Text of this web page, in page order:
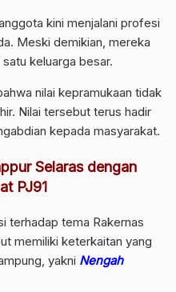
kini menjalani profesi
Meski demikian, mereka
keluarga besar.
nilai kepramukaan tidak
Nilai tersebut terus hadir
kepada masyarakat.
Selaras dengan
PJ91
terhadap tema Rakernas
memiliki keterkaitan yang
yakni Nengah